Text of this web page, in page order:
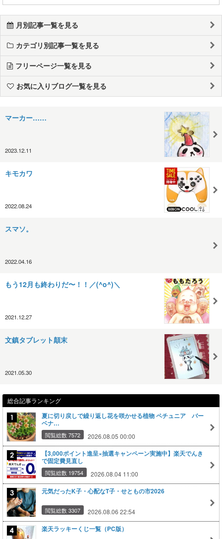
月別記事一覧を見る
カテゴリ別記事一覧を見る
フリーページ一覧を見る
お気に入りブログ一覧を見る
マーカー……
2023.12.11
キモカワ
2022.08.24
スマソ。
2022.04.16
もう12月も終わりだ〜！！／(^o^)＼
2021.12.27
文鎮タブレット顛末
2021.05.30
総合記事ランキング
夏に切り戻しで繰り返し花を咲かせる植物 ペチュニア バー
ベナ…
閲覧総数 7572 2026.08.05 00:00
【3,000ポイント進呈×抽選キャンペーン実施中】楽天でんき
で固定費見直し
閲覧総数 19754 2026.08.04 11:00
元気だったK子・心配なT子・せともの市2026
閲覧総数 3307 2026.08.06 22:54
楽天ラッキーくじ一覧（PC版）